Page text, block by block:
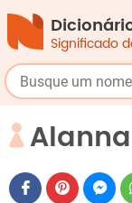
Significado
Alanna